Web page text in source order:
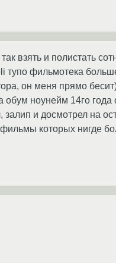
взять и полистать
тупо фильмотека
он меня прямо
ноунейм 14го года
залип и досмотрел на
которых нигде